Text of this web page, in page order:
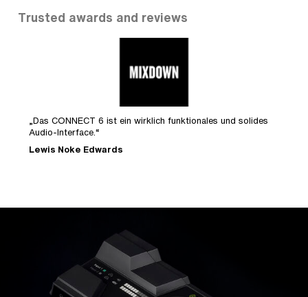
Trusted awards and reviews
„Das CONNECT 6 ist ein wirklich funktionales und solides
Audio-Interface.“
Lewis Noke Edwards